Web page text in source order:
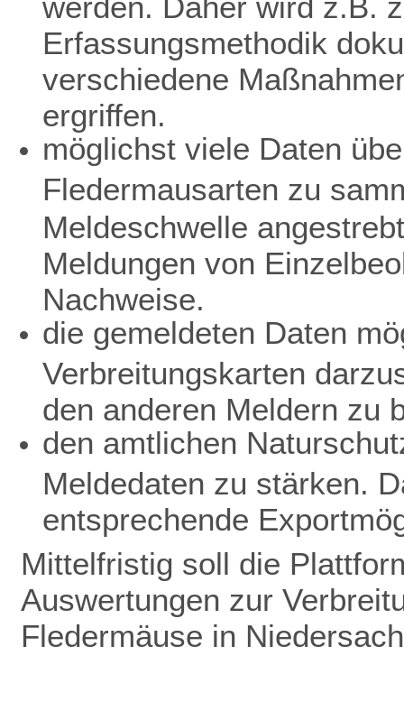
Erfassungsmethodik
verschiedene
ergriffen.
möglichst viele Daten
Fledermausarten zu
Meldeschwelle
Meldungen von
Nachweise.
die gemeldeten Daten
Verbreitungskarten
den anderen Meldern zu
den amtlichen
Meldedaten zu stärken.
entsprechende
Mittelfristig soll die
Auswertungen zur
Fledermäuse in